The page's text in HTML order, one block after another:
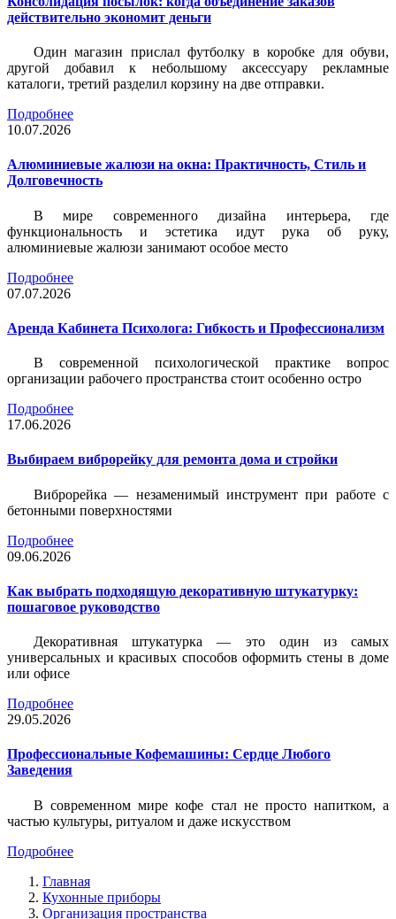
действительно экономит деньги
Один магазин прислал футболку в коробке для обуви,
другой добавил к небольшому аксессуару рекламные
каталоги, третий разделил корзину на две отправки.
Подробнее
10.07.2026
Алюминиевые жалюзи на окна: Практичность, Стиль и
Долговечность
В мире современного дизайна интерьера, где
функциональность и эстетика идут рука об руку,
алюминиевые жалюзи занимают особое место
Подробнее
07.07.2026
Аренда Кабинета Психолога: Гибкость и Профессионализм
В современной психологической практике вопрос
организации рабочего пространства стоит особенно остро
Подробнее
17.06.2026
Выбираем виброрейку для ремонта дома и стройки
Виброрейка — незаменимый инструмент при работе с
бетонными поверхностями
Подробнее
09.06.2026
Как выбрать подходящую декоративную штукатурку:
пошаговое руководство
Декоративная штукатурка — это один из самых
универсальных и красивых способов оформить стены в доме
или офисе
Подробнее
29.05.2026
Профессиональные Кофемашины: Сердце Любого
Заведения
В современном мире кофе стал не просто напитком, а
частью культуры, ритуалом и даже искусством
Подробнее
Главная
Кухонные приборы
Организация пространства